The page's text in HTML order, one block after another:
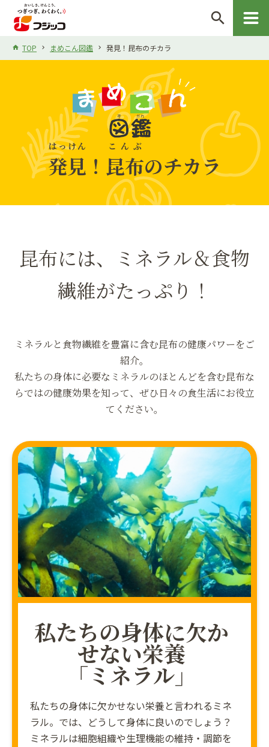
search
TOP まめこん図鑑 発見！昆布のチカラ
発見
はっけん
！ 昆布
こんぶ
のチカラ
昆布には、ミネラル＆食物
繊維がたっぷり！
ミネラルと食物繊維を豊富に含む昆布の健康パワーをご
紹介。
私たちの身体に必要なミネラルのほとんどを含む昆布な
らではの健康効果を知って、ぜひ日々の食生活にお役立
てください。
私たちの身体に欠か
せない栄養
「ミネラル」
私たちの身体に欠かせない栄養と言われるミネ
ラル。では、どうして身体に良いのでしょう？
ミネラルは細胞組織や生理機能の維持・調節を